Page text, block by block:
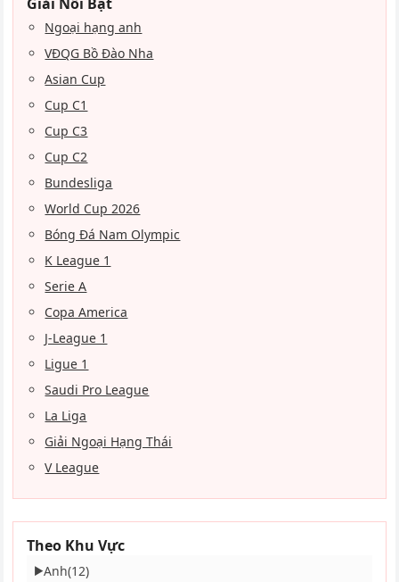
Giải Nổi Bật
Ngoại hạng anh
VĐQG Bồ Đào Nha
Asian Cup
Cup C1
Cup C3
Cup C2
Bundesliga
World Cup 2026
Bóng Đá Nam Olympic
K League 1
Serie A
Copa America
J-League 1
Ligue 1
Saudi Pro League
La Liga
Giải Ngoại Hạng Thái
V League
Theo Khu Vực
▶Anh(12)